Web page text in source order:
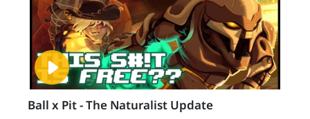
Ball x Pit - The Naturalist Update